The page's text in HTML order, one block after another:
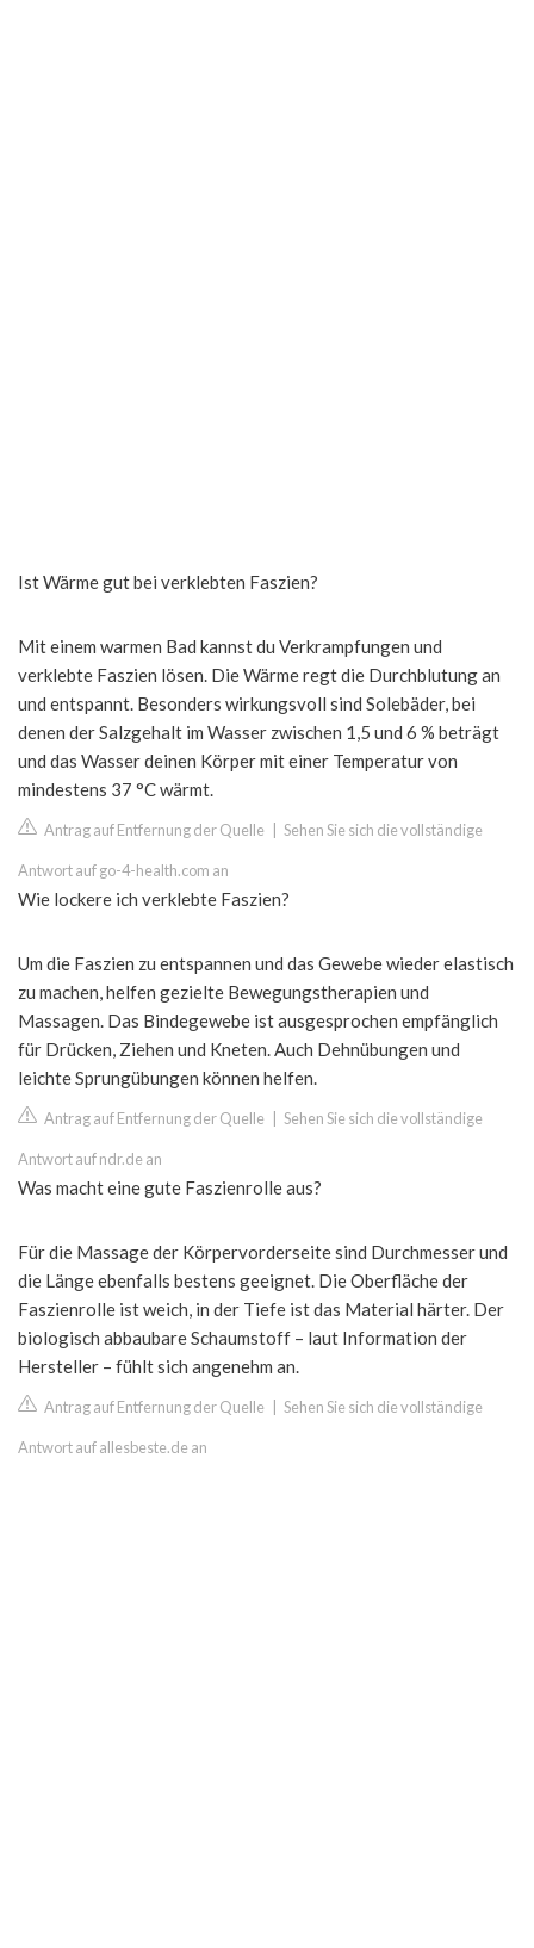
Ist Wärme gut bei verklebten Faszien?
Mit einem warmen Bad kannst du Verkrampfungen und
verklebte Faszien lösen. Die Wärme regt die Durchblutung an
und entspannt. Besonders wirkungsvoll sind Solebäder, bei
denen der Salzgehalt im Wasser zwischen 1,5 und 6 % beträgt
und das Wasser deinen Körper mit einer Temperatur von
mindestens 37 °C wärmt.
Antrag auf Entfernung der Quelle Sehen Sie sich die vollständige
Antwort auf go-4-health.com an
Wie lockere ich verklebte Faszien?
Um die Faszien zu entspannen und das Gewebe wieder elastisch
zu machen, helfen gezielte Bewegungstherapien und
Massagen. Das Bindegewebe ist ausgesprochen empfänglich
für Drücken, Ziehen und Kneten. Auch Dehnübungen und
leichte Sprungübungen können helfen.
Antrag auf Entfernung der Quelle Sehen Sie sich die vollständige
Antwort auf ndr.de an
Was macht eine gute Faszienrolle aus?
Für die Massage der Körpervorderseite sind Durchmesser und
die Länge ebenfalls bestens geeignet. Die Oberfläche der
Faszienrolle ist weich, in der Tiefe ist das Material härter. Der
biologisch abbaubare Schaumstoff – laut Information der
Hersteller – fühlt sich angenehm an.
Antrag auf Entfernung der Quelle Sehen Sie sich die vollständige
Antwort auf allesbeste.de an